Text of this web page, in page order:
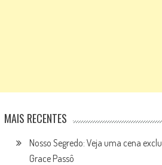
MAIS RECENTES
Nosso Segredo: Veja uma cena
Grace Passô